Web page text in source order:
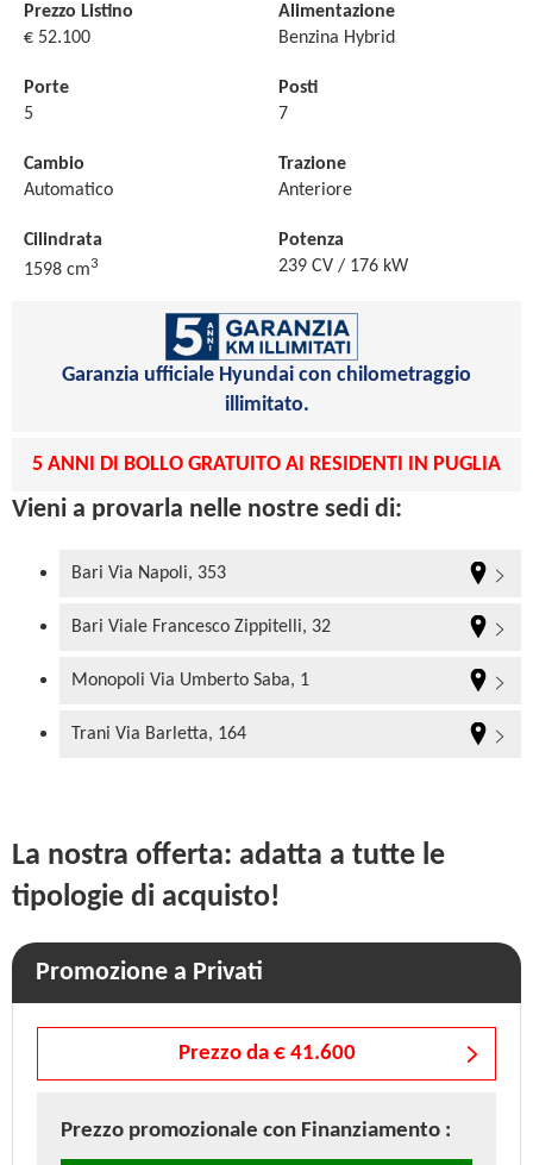
Prezzo Listino
€ 52.100
Alimentazione
Benzina Hybrid
Porte
5
Posti
7
Cambio
Automatico
Trazione
Anteriore
Cilindrata
1598 cm3
Potenza
239 CV / 176 kW
Garanzia ufficiale Hyundai con chilometraggio
illimitato.
5 ANNI DI BOLLO GRATUITO AI RESIDENTI IN PUGLIA
Vieni a provarla nelle nostre sedi di:
Bari Via Napoli, 353
Bari Viale Francesco Zippitelli, 32
Monopoli Via Umberto Saba, 1
Trani Via Barletta, 164
La nostra offerta: adatta a tutte le
tipologie di acquisto!
Promozione a Privati
Prezzo da € 41.600
Prezzo promozionale con Finanziamento :